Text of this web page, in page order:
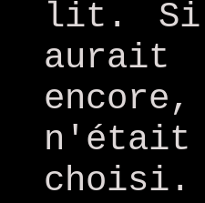
lit. Si
aurait
choisi.